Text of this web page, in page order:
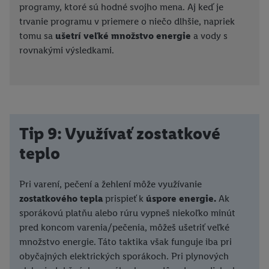
programy, ktoré sú hodné svojho mena. Aj keď je
trvanie programu v priemere o niečo dlhšie, napriek
tomu sa ušetrí veľké množstvo energie a vody s
rovnakými výsledkami.
Tip 9: Využívať zostatkové
teplo
Pri varení, pečení a žehlení môže využívanie
zostatkového tepla prispieť k úspore energie. Ak
sporákovú platňu alebo rúru vypneš niekoľko minút
pred koncom varenia/pečenia, môžeš ušetriť veľké
množstvo energie. Táto taktika však funguje iba pri
obyčajných elektrických sporákoch. Pri plynových
vám možno priradiť niekoľko koncových zariadení alebo
používanie viacerých služieb spoločnosti Lidl, pomocou vašej
hashovanej e-mailovej adresy a prípadne ďalších
identifikátorov/identifikátorov, ktoré má spoločnosť Criteo SA k
Kliknutím na možnosť "
Odmietnuť
používanie potrebných technológií. Kliknutím na "Súhlasím
vyjadríte súhlas so spracúvaním na všetky vyššie uvedené účely.
údajov a Vašom práve kedykoľvek odvolať súhlas s účinnosťou
do budúcnosti nájdete v našichzásadách ochrany osobných
údajov.Imprint nájdete tu.